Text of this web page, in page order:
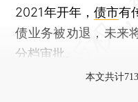
2021年开年， 债市有
债业务被劝退，未来
分档审批。
本文共计